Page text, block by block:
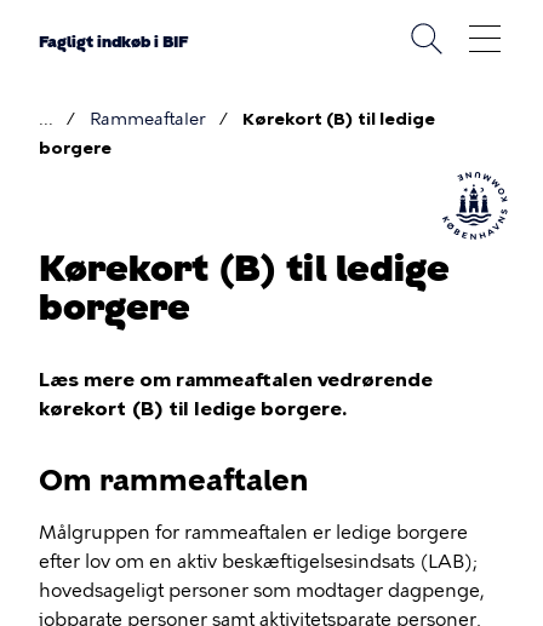
Fagligt indkøb i BIF
Brødkrumme
Rammeaftaler
Kørekort (B) til ledige
borgere
Kørekort (B) til ledige
borgere
Læs mere om rammeaftalen vedrørende
kørekort (B) til ledige borgere.
Om rammeaftalen
Målgruppen for rammeaftalen er ledige borgere
efter lov om en aktiv beskæftigelsesindsats (LAB);
hovedsageligt personer som modtager dagpenge,
jobparate personer samt aktivitetsparate personer.